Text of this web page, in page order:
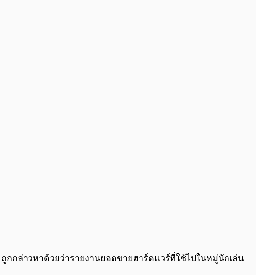
0:00/ 0:00
กกล่าวหาด้วยว่ารายงานยอดขายฮาร์ดแวร์ที่ใช้ไปในหมู่นักเล่น